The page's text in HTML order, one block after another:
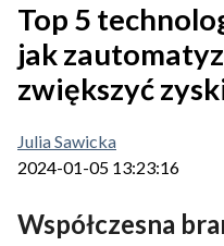
Top 5
jak
zwiększyć
Julia Sawicka
2024-01-05 13:23:16
Współczesna